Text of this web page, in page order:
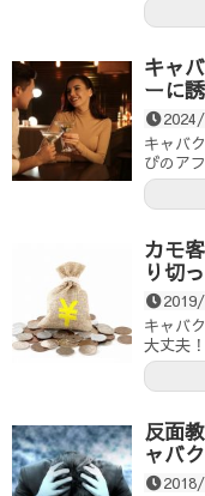
キャ
ーに
キャバ
びのア
カモ
り切
キャバ
大丈夫
反面
ャバ